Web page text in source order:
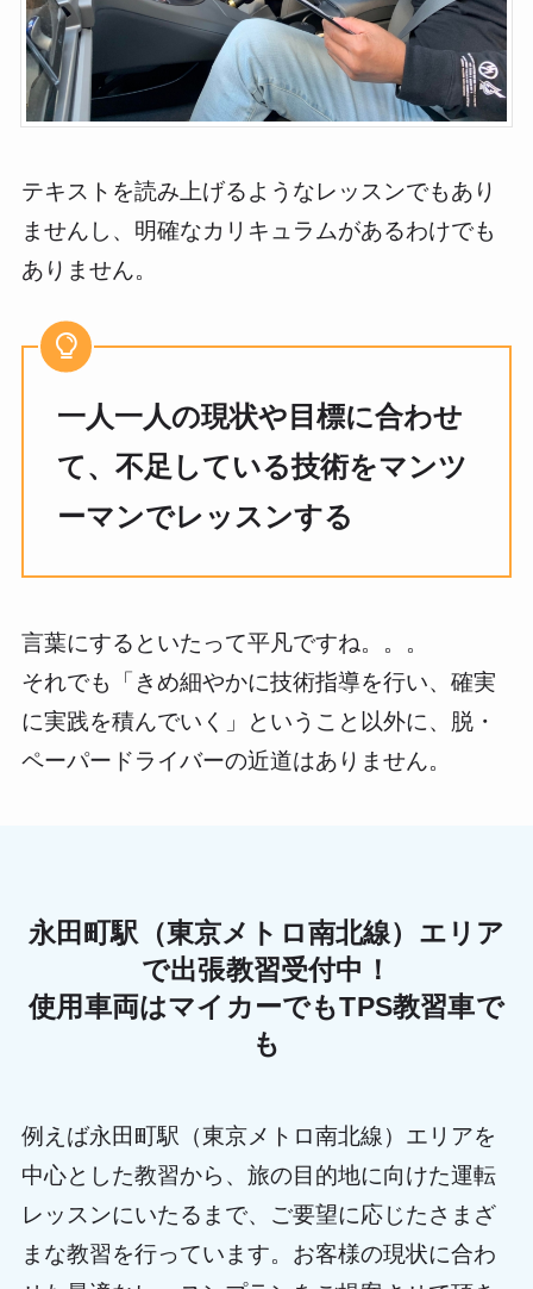
テキストを読み上げるようなレッスンでもあり
ませんし、明確なカリキュラムがあるわけでも
ありません。
一人一人の現状や目標に合わせ
て、不足している技術をマンツ
ーマンでレッスンする
言葉にするといたって平凡ですね。。。
それでも「きめ細やかに技術指導を行い、確実
に実践を積んでいく」ということ以外に、脱・
ペーパードライバーの近道はありません。
永田町駅（東京メトロ南北線）エリア
で出張教習受付中！
使用車両はマイカーでもTPS教習車で
も
例えば永田町駅（東京メトロ南北線）エリアを
中心とした教習から、旅の目的地に向けた運転
レッスンにいたるまで、ご要望に応じたさまざ
まな教習を行っています。お客様の現状に合わ